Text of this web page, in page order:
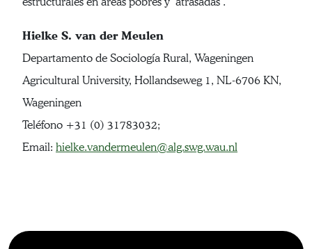
Hielke S. van der Meulen
Departamento de Sociología Rural, Wageningen
Agricultural University, Hollandseweg 1, NL-6706 KN,
Wageningen
Teléfono +31 (0) 31783032;
Email: hielke.vandermeulen@alg.swg.wau.nl